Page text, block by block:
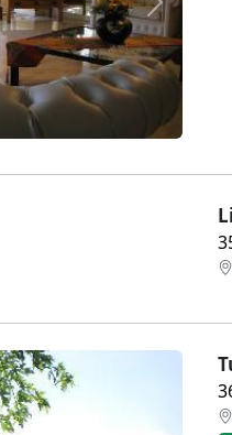
Weiter